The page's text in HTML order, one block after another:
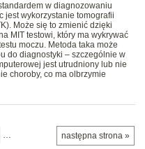
w diagnozowaniu
jest wykorzystanie tomografii
Może się to zmienić dzięki
MIT testowi, który ma wykrywać
moczu. Metoda taka może
do diagnostyki – szczególnie w
jest utrudniony lub nie
choroby, co ma olbrzymie
następna strona »
…